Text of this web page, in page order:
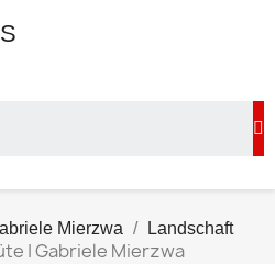
Mierzwa
Landschaft
| Gabriele Mierzwa